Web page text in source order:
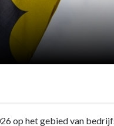
op het gebied van